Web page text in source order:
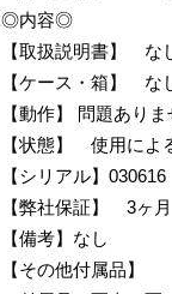
◎内容◎
【取扱説明書】 な
【ケース・箱】 な
【動作】 問題ありま
【状態】 使用によ
【シリアル】030616
【弊社保証】 3ヶ月
【備考】なし
【その他付属品】